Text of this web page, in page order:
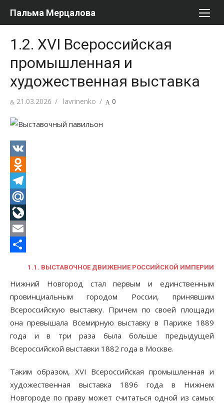
Пальма Мерцалова
1.2. XVI Всероссийская
промышленная и
художественная выставка
Опубликовано
21.03.2026 Автор
lavrinenko 0
VK
Odnoklassniki
Telegram
Mail.Ru
LiveJournal
Email
1.1. ВЫСТАВОЧНОЕ ДВИЖЕНИЕ РОССИЙСКОЙ ИМПЕРИИ
Нижний Новгород стал первым и единственным
провинциальным городом России, принявшим
Всероссийскую выставку. Причем по своей площади
она превышала Всемирную выставку в Париже 1889
года и в три раза была больше предыдущей
Всероссийской выставки 1882 года в Москве.
Таким образом, XVI Всероссийская промышленная и
художественная выставка 1896 года в Нижнем
Новгороде по праву может считаться одной из самых